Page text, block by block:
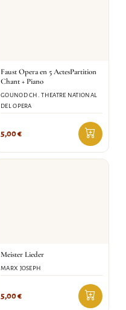
Faust Opera en 5 ActesPartition
Chant + Piano
GOUNOD CH. THEATRE NATIONAL
DEL OPERA
5,00€
Meister Lieder
MARX JOSEPH
5,00€